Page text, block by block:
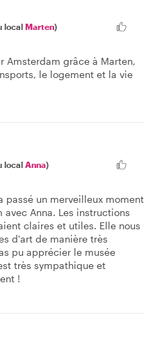
local Marten)
Amsterdam grâce à Marten,
le logement et la vie
local Anna)
passé un merveilleux moment
Anna. Les instructions
claires et utiles. Elle nous
d'art de manière très
pu apprécier le musée
très sympathique et
!